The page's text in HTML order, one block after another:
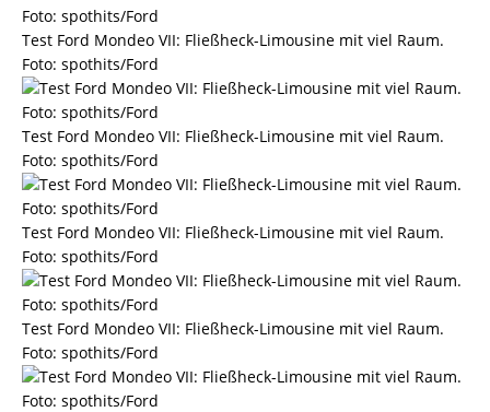
Test Ford Mondeo VII: Fließheck-Limousine mit viel Raum.
Foto: spothits/Ford
Test Ford Mondeo VII: Fließheck-Limousine mit viel Raum.
Foto: spothits/Ford
Test Ford Mondeo VII: Fließheck-Limousine mit viel Raum.
Foto: spothits/Ford
Test Ford Mondeo VII: Fließheck-Limousine mit viel Raum.
Foto: spothits/Ford